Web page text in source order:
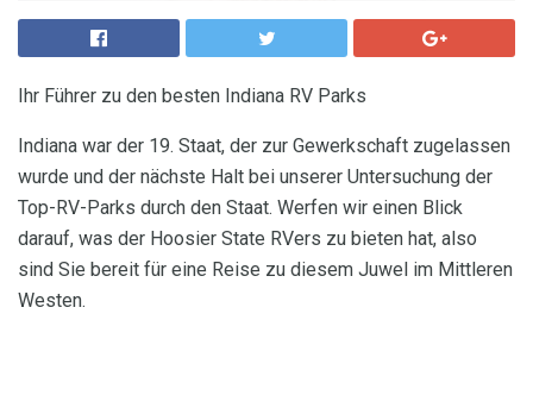
Ihr Führer zu den besten Indiana RV Parks
Indiana war der 19. Staat, der zur Gewerkschaft zugelassen
wurde und der nächste Halt bei unserer Untersuchung der
Top-RV-Parks durch den Staat. Werfen wir einen Blick
darauf, was der Hoosier State RVers zu bieten hat, also
sind Sie bereit für eine Reise zu diesem Juwel im Mittleren
Westen.